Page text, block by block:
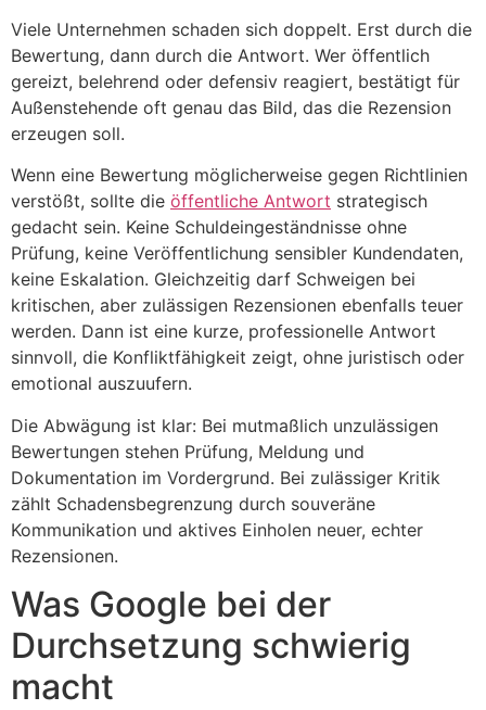
Viele Unternehmen schaden sich doppelt. Erst durch die
Bewertung, dann durch die Antwort. Wer öffentlich
gereizt, belehrend oder defensiv reagiert, bestätigt für
Außenstehende oft genau das Bild, das die Rezension
erzeugen soll.
Wenn eine Bewertung möglicherweise gegen Richtlinien
verstößt, sollte die öffentliche Antwort strategisch
gedacht sein. Keine Schuldeingeständnisse ohne
Prüfung, keine Veröffentlichung sensibler Kundendaten,
keine Eskalation. Gleichzeitig darf Schweigen bei
kritischen, aber zulässigen Rezensionen ebenfalls teuer
werden. Dann ist eine kurze, professionelle Antwort
sinnvoll, die Konfliktfähigkeit zeigt, ohne juristisch oder
emotional auszuufern.
Die Abwägung ist klar: Bei mutmaßlich unzulässigen
Bewertungen stehen Prüfung, Meldung und
Dokumentation im Vordergrund. Bei zulässiger Kritik
zählt Schadensbegrenzung durch souveräne
Kommunikation und aktives Einholen neuer, echter
Rezensionen.
Was Google bei der
Durchsetzung schwierig
macht